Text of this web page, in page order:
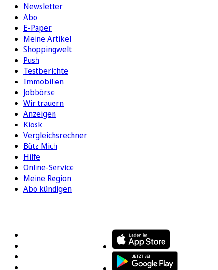
Newsletter
Abo
E-Paper
Meine Artikel
Shoppingwelt
Push
Testberichte
Immobilien
Jobbörse
Wir trauern
Anzeigen
Kiosk
Vergleichsrechner
Bütz Mich
Hilfe
Online-Service
Meine Region
Abo kündigen